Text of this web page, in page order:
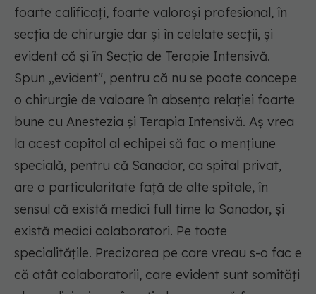
foarte calificați, foarte valoroși profesional, în
secția de chirurgie dar și în celelate secții, și
evident că și în Secția de Terapie Intensivă.
Spun „evident", pentru că nu se poate concepe
o chirurgie de valoare în absența relației foarte
bune cu Anestezia și Terapia Intensivă. Aș vrea
la acest capitol al echipei să fac o mențiune
specială, pentru că Sanador, ca spital privat,
are o particularitate față de alte spitale, în
sensul că există medici full time la Sanador, și
există medici colaboratori. Pe toate
specialitățile. Precizarea pe care vreau s-o fac e
că atât colaboratorii, care evident sunt somități